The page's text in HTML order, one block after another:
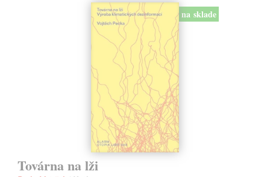
na sklade
Továrna na lži